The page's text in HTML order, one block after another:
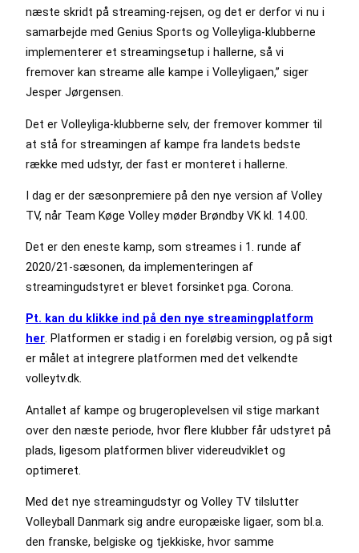
næste skridt på streaming-rejsen, og det er derfor vi nu i
samarbejde med Genius Sports og Volleyliga-klubberne
implementerer et streamingsetup i hallerne, så vi
fremover kan streame alle kampe i Volleyligaen,” siger
Jesper Jørgensen.
Det er Volleyliga-klubberne selv, der fremover kommer til
at stå for streamingen af kampe fra landets bedste
række med udstyr, der fast er monteret i hallerne.
I dag er der sæsonpremiere på den nye version af Volley
TV, når Team Køge Volley møder Brøndby VK kl. 14.00.
Det er den eneste kamp, som streames i 1. runde af
2020/21-sæsonen, da implementeringen af
streamingudstyret er blevet forsinket pga. Corona.
Pt. kan du klikke ind på den nye streamingplatform
her. Platformen er stadig i en foreløbig version, og på sigt
er målet at integrere platformen med det velkendte
volleytv.dk.
Antallet af kampe og brugeroplevelsen vil stige markant
over den næste periode, hvor flere klubber får udstyret på
plads, ligesom platformen bliver videreudviklet og
optimeret.
Med det nye streamingudstyr og Volley TV tilslutter
Volleyball Danmark sig andre europæiske ligaer, som bl.a.
den franske, belgiske og tjekkiske, hvor samme